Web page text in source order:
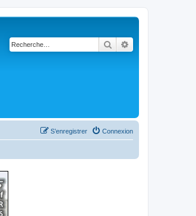
Rechercher
Connexion
S’enregistrer